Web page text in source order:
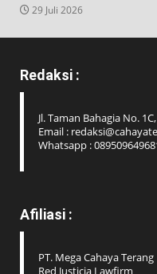
29 Juli 2026
Redaksi :
Jl. Taman Bahagia No.
Email :
Whatsapp :
Afiliasi :
PT. Mega Cahaya Terang
Red Justicia Lawfirm